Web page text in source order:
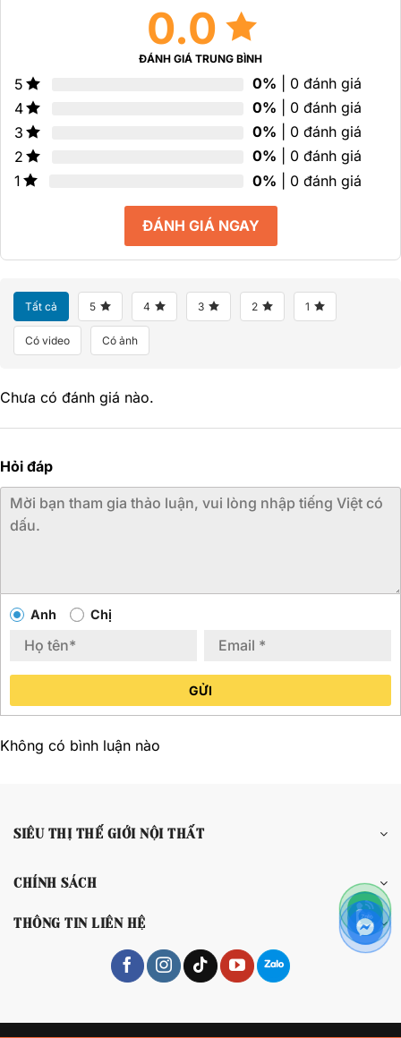
0.0
ĐÁNH GIÁ TRUNG BÌNH
5 0% | 0 đánh giá
4
0% | 0 đánh giá
3
0% | 0 đánh giá
2
0% | 0 đánh giá
1
0% | 0 đánh giá
ĐÁNH GIÁ NGAY
Tất cả 5 4 3 2 1
Có video Có ảnh
Chưa có đánh giá nào.
Hỏi đáp
Anh Chị
GỬI
Không có bình luận nào
SIÊU THỊ THẾ GIỚI NỘI THẤT
CHÍNH SÁCH
THÔNG TIN LIÊN HỆ